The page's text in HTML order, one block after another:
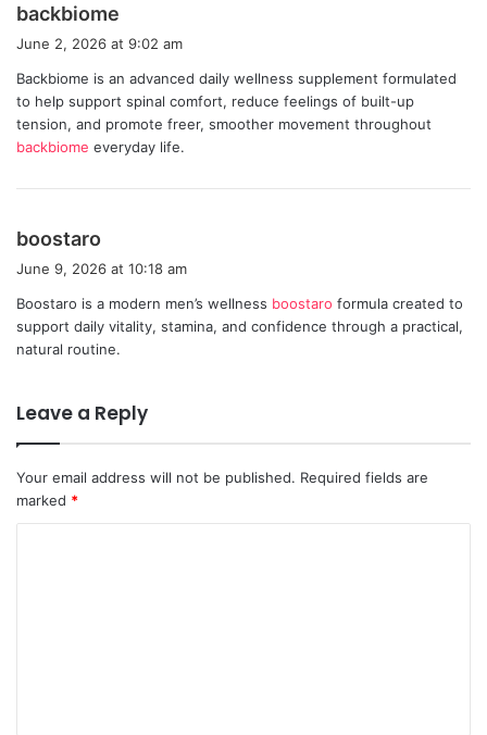
backbiome
s
:
June 2, 2026 at 9:02 am
Backbiome is an advanced daily wellness supplement formulated
to help support spinal comfort, reduce feelings of built-up
tension, and promote freer, smoother movement throughout
backbiome everyday life.
boostaro
s
:
June 9, 2026 at 10:18 am
Boostaro is a modern men’s wellness boostaro formula created to
support daily vitality, stamina, and confidence through a practical,
natural routine.
Leave a Reply
Your email address will not be published. Required fields are
marked *